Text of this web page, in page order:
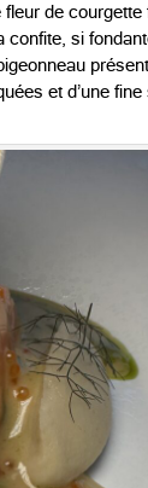
de
si
et d’une